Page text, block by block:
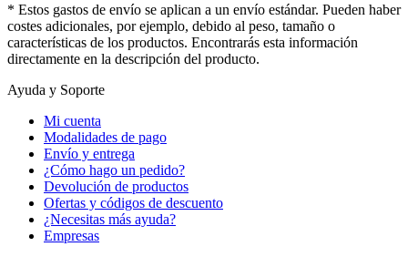
* Estos gastos de envío se aplican a un envío estándar. Pueden haber
costes adicionales, por ejemplo, debido al peso, tamaño o
características de los productos. Encontrarás esta información
directamente en la descripción del producto.
Ayuda y Soporte
Mi cuenta
Modalidades de pago
Envío y entrega
¿Cómo hago un pedido?
Devolución de productos
Ofertas y códigos de descuento
¿Necesitas más ayuda?
Empresas